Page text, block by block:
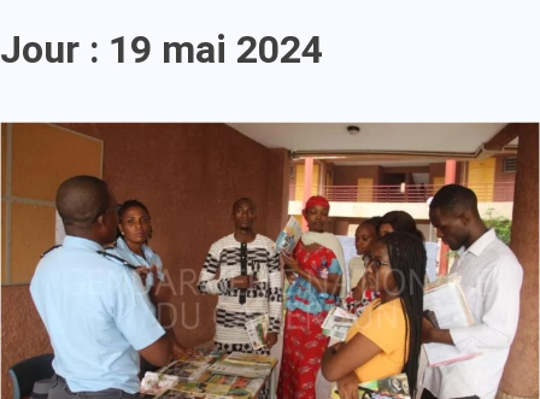
Jour : 19 mai 2024